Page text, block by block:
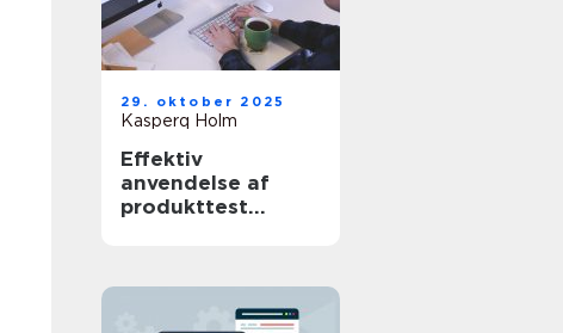
29. oktober 2025
Kasperq Holm
Effektiv
anvendelse af
produkttest